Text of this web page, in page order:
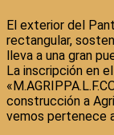
El exterior del
rectangular,
lleva a una gran
La inscripción en
construcción a
vemos pertenece